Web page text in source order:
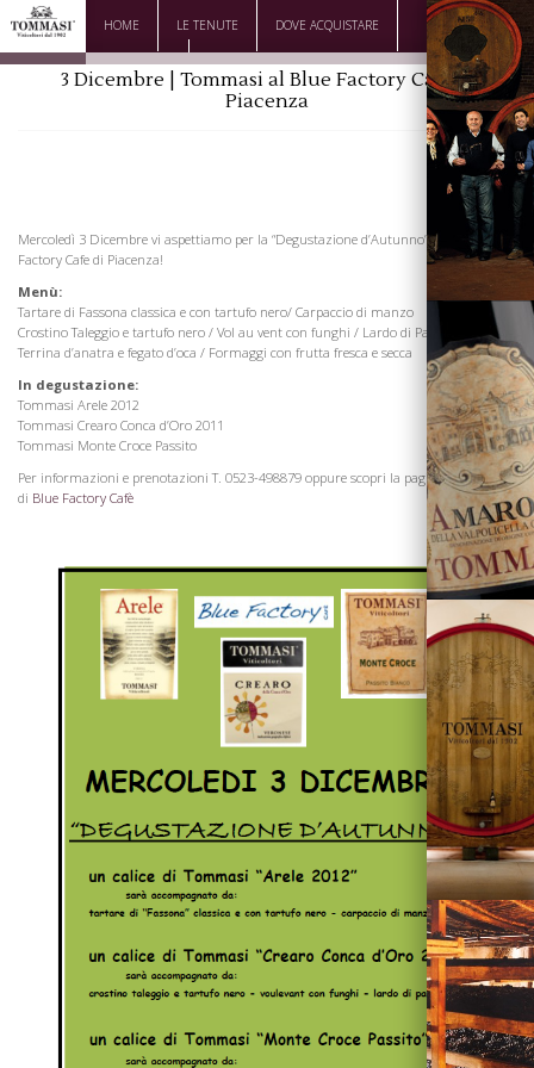
HOME LE TENUTE DOVE ACQUISTARE
DOWNLOAD CONTATTI
3 Dicembre | Tommasi al Blue Factory Cafè di
Piacenza
Mercoledì 3 Dicembre vi aspettiamo per la “Degustazione d’Autunno” al Blue
Factory Cafe di Piacenza!
Menù:
Tartare di Fassona classica e con tartufo nero/ Carpaccio di manzo
Crostino Taleggio e tartufo nero / Vol au vent con funghi / Lardo di Patanegra
Terrina d’anatra e fegato d’oca / Formaggi con frutta fresca e secca
In degustazione:
Tommasi Arele 2012
Tommasi Crearo Conca d’Oro 2011
Tommasi Monte Croce Passito
Per informazioni e prenotazioni T. 0523-498879 oppure scopri la pagina Facebook
di Blue Factory Cafè
La Famiglia
Vini